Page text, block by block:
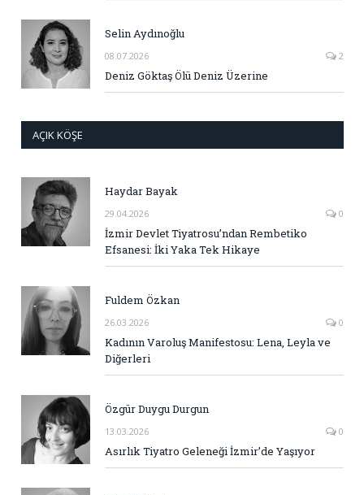
Selin Aydınoğlu
08.07.2026 2
Deniz Göktaş Ölü Deniz Üzerine
AÇIK KÖŞE
Haydar Bayak
29.04.2026 0
İzmir Devlet Tiyatrosu’ndan Rembetiko
Efsanesi: İki Yaka Tek Hikaye
Fuldem Özkan
26.03.2026 0
Kadının Varoluş Manifestosu: Lena, Leyla ve
Diğerleri
Özgür Duygu Durgun
13.03.2026 0
Asırlık Tiyatro Geleneği İzmir’de Yaşıyor